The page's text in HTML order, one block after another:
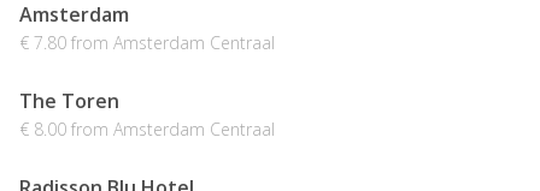
Amsterdam
€ 7.80 from Amsterdam Centraal
The Toren
€ 8.00 from Amsterdam Centraal